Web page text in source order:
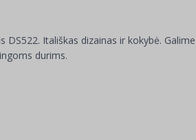
Itališkas dizainas ir kokybė.
durims.